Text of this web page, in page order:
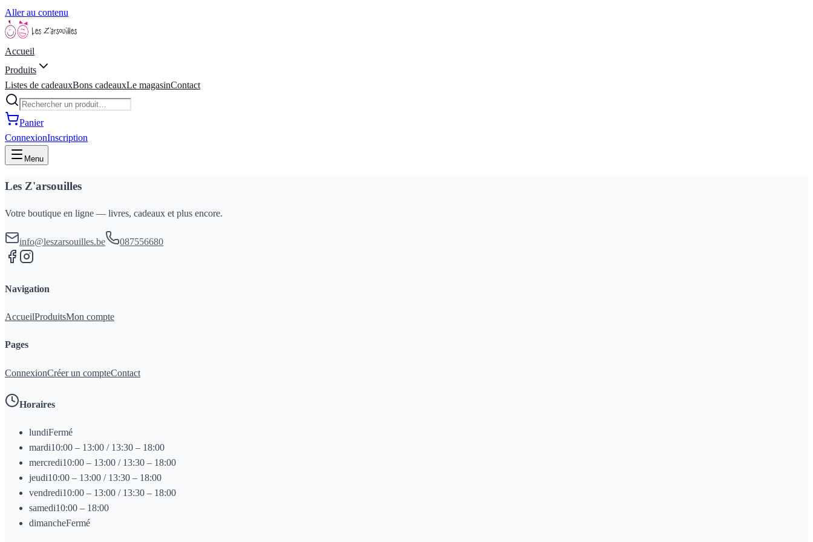
Aller au contenu
Accueil
Produits
Listes de cadeauxBons cadeauxLe magasinContact
Panier
ConnexionInscription
Menu
Les Z'arsouilles
Votre boutique en ligne — livres, cadeaux et plus encore.
info@leszarsouilles.be 087556680
Navigation
AccueilProduitsMon compte
Pages
ConnexionCréer un compteContact
Horaires
lundiFermé
mardi10:00 – 13:00 / 13:30 – 18:00
mercredi10:00 – 13:00 / 13:30 – 18:00
jeudi10:00 – 13:00 / 13:30 – 18:00
vendredi10:00 – 13:00 / 13:30 – 18:00
samedi10:00 – 18:00
dimancheFermé